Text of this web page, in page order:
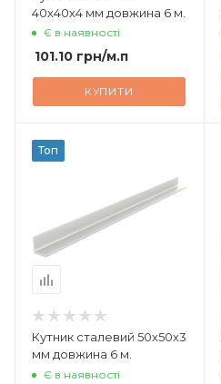
40х40х4 мм довжина 6 м.
Є в наявності
101.10 грн/м.п
КУПИТИ
Топ
Кутник сталевий 50х50х3
мм довжина 6 м.
Є в наявності